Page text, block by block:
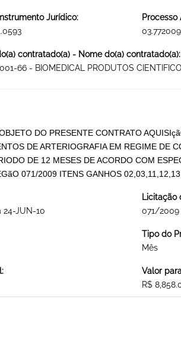
Jurídico:
Processo
contratado(a) - Nome do(a) contratado(a):
66 - BIOMEDICAL PRODUTOS
DO PRESENTE CONTRATO
DE ARTERIOGRAFIA EM REGIME DE
DE 12 MESES DE ACORDO COM
071/2009 ITENS GANHOS
24-JUN-10
Licitação
071/2009
Tipo do
Mês
Valor
R$